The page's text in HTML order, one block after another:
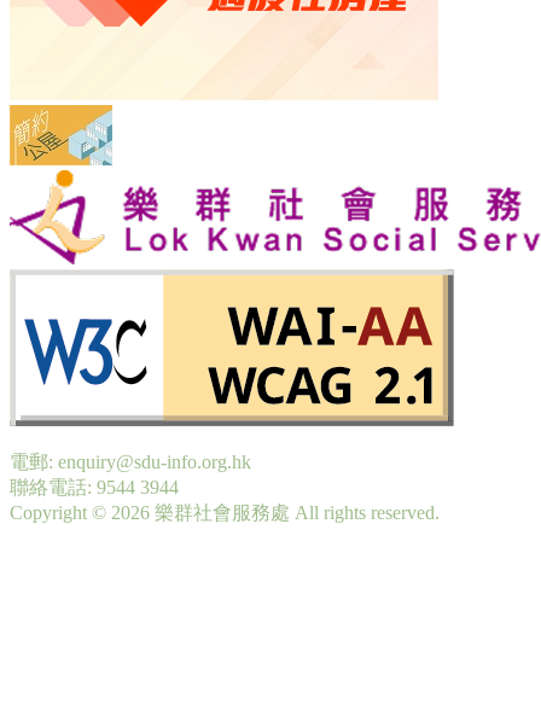
電郵: enquiry@sdu-info.org.hk
聯絡電話: 9544 3944
Copyright © 2026 樂群社會服務處 All rights reserved.